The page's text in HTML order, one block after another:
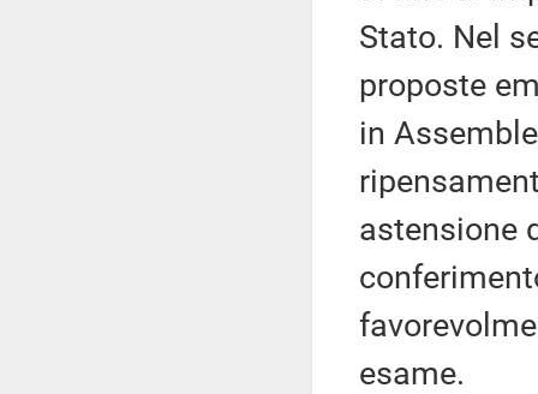
Stato. Nel
proposte
in
astensione
esame.